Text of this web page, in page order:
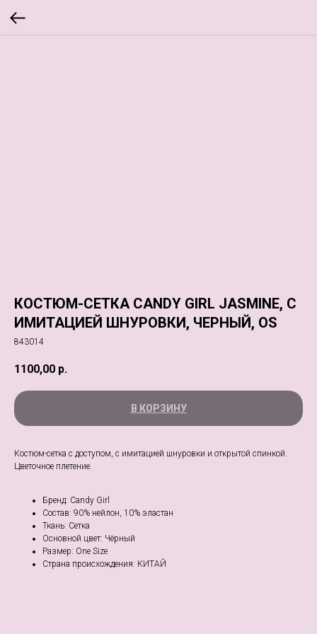
КОСТЮМ-СЕТКА CANDY GIRL JASMINE, С
ИМИТАЦИЕЙ ШНУРОВКИ, ЧЕРНЫЙ, OS
843014
1100,00 р.
В КОРЗИНУ
Костюм-сетка с доступом, с имитацией шнуровки и открытой спинкой.
Цветочное плетение.
Бренд: Candy Girl
Состав: 90% нейлон, 10% эластан
Ткань: Сетка
Основной цвет: Чёрный
Размер: One Size
Страна происхождения: КИТАЙ